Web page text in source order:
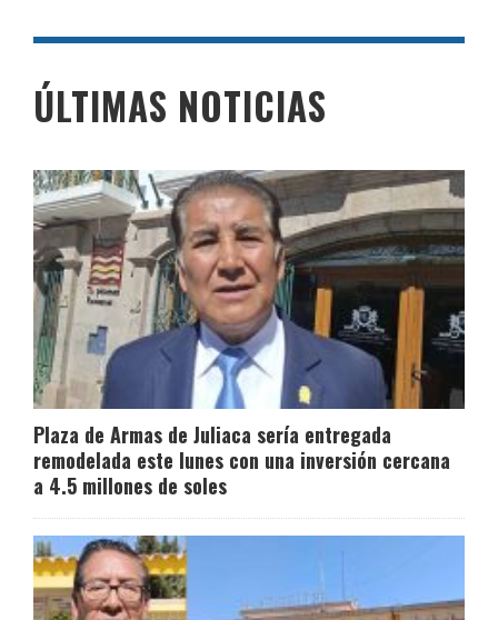
ÚLTIMAS NOTICIAS
Plaza de Armas de Juliaca sería entregada
remodelada este lunes con una inversión cercana
a 4.5 millones de soles